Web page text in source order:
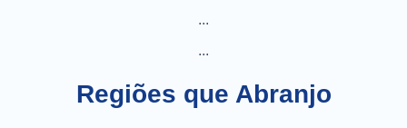
...
...
Regiões que Abranjo